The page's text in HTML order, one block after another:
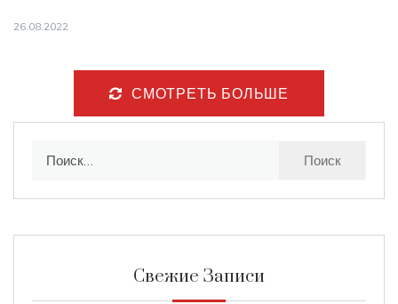
26.08.2022
СМОТРЕТЬ БОЛЬШЕ
Свежие Записи